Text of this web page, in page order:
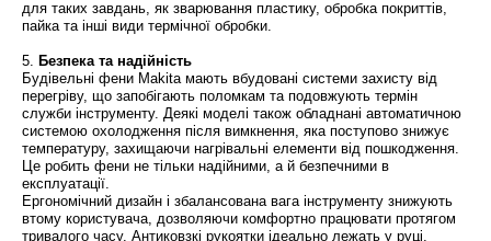
для таких завдань, як зварювання пластику, обробка покриттів,
пайка та інші види термічної обробки.
5. Безпека та надійність
Будівельні фени Makita мають вбудовані системи захисту від
перегріву, що запобігають поломкам та подовжують термін
служби інструменту. Деякі моделі також обладнані автоматичною
системою охолодження після вимкнення, яка поступово знижує
температуру, захищаючи нагрівальні елементи від пошкодження.
Це робить фени не тільки надійними, а й безпечними в
експлуатації.
Ергономічний дизайн і збалансована вага інструменту знижують
втому користувача, дозволяючи комфортно працювати протягом
тривалого часу. Антиковзкі рукоятки ідеально лежать у руці,